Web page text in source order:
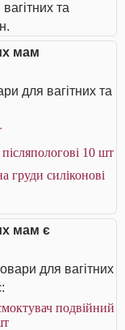
та
мам
для вагітних та
10 шт
груди силіконові
мам є
для вагітних
подвійний